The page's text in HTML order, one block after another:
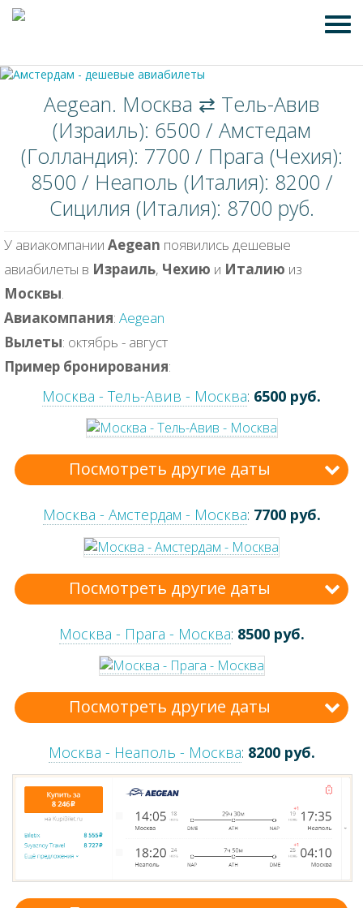
Aegean. Москва ⇄ Тель-Авив
(Израиль): 6500 / Амстедам
(Голландия): 7700 / Прага (Чехия):
8500 / Неаполь (Италия): 8200 /
Сицилия (Италия): 8700 руб.
У авиакомпании Aegean появились дешевые
авиабилеты в Израиль, Чехию и Италию из
Москвы.
Авиакомпания: Aegean
Вылеты: октябрь - август
Пример бронирования:
Москва - Тель-Авив - Москва: 6500 руб.
Посмотреть другие даты
Москва - Амстердам - Москва: 7700 руб.
Посмотреть другие даты
Москва - Прага - Москва: 8500 руб.
Посмотреть другие даты
Москва - Неаполь - Москва: 8200 руб.